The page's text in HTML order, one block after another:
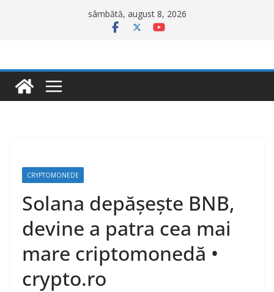
sâmbătă, august 8, 2026
CRYPTOMONEDE
Solana depășește BNB,
devine a patra cea mai
mare criptomonedă •
crypto.ro